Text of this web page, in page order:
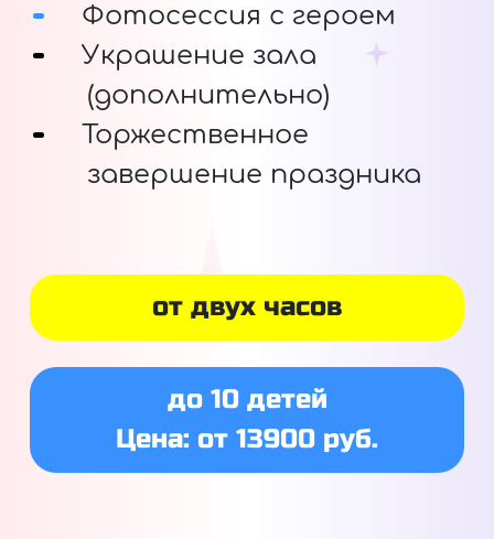
Фотосессия с героем
Украшение зала
(дополнительно)
Торжественное
завершение праздника
от двух часов
до 10 детей
Цена: от 13900 руб.